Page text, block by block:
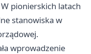
pionierskich latach
stanowiska w
wprowadzenie